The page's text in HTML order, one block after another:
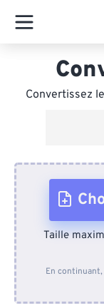
Convertissez
Taille
En